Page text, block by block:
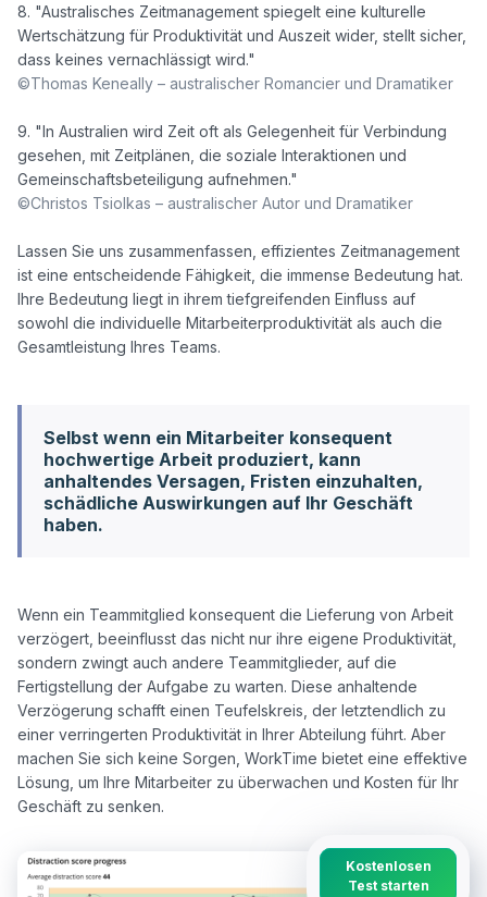
8. "Australisches Zeitmanagement spiegelt eine kulturelle
Wertschätzung für Produktivität und Auszeit wider, stellt sicher,
©Thomas Keneally – australischer Romancier und Dramatiker
9. "In Australien wird Zeit oft als Gelegenheit für Verbindung
gesehen, mit Zeitplänen, die soziale Interaktionen und
©Christos Tsiolkas – australischer Autor und Dramatiker
Lassen Sie uns zusammenfassen, effizientes Zeitmanagement
ist eine entscheidende Fähigkeit, die immense Bedeutung hat.
Ihre Bedeutung liegt in ihrem tiefgreifenden Einfluss auf
sowohl die individuelle Mitarbeiterproduktivität als auch die
Gesamtleistung Ihres Teams.
Selbst wenn ein Mitarbeiter konsequent
hochwertige Arbeit produziert, kann
anhaltendes Versagen, Fristen einzuhalten,
schädliche Auswirkungen auf Ihr Geschäft
haben.
Wenn ein Teammitglied konsequent die Lieferung von Arbeit
verzögert, beeinflusst das nicht nur ihre eigene Produktivität,
sondern zwingt auch andere Teammitglieder, auf die
Fertigstellung der Aufgabe zu warten. Diese anhaltende
Verzögerung schafft einen Teufelskreis, der letztendlich zu
einer verringerten Produktivität in Ihrer Abteilung führt. Aber
machen Sie sich keine Sorgen, WorkTime bietet eine effektive
Lösung, um Ihre Mitarbeiter zu überwachen und Kosten für Ihr
Kostenlosen
Test starten